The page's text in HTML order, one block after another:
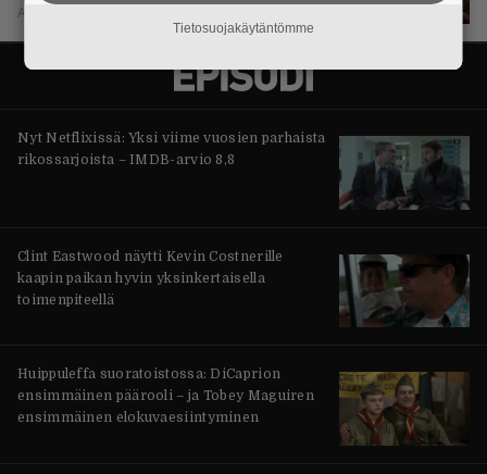
Aki Nuopponen
Nyt Netflixissä: Yksi viime vuosien parhaista
rikossarjoista – IMDB-arvio 8,8
Clint Eastwood näytti Kevin Costnerille
kaapin paikan hyvin yksinkertaisella
toimenpiteellä
Huippuleffa suoratoistossa: DiCaprion
ensimmäinen päärooli – ja Tobey Maguiren
ensimmäinen elokuvaesiintyminen
Tietosuojakäytäntömme